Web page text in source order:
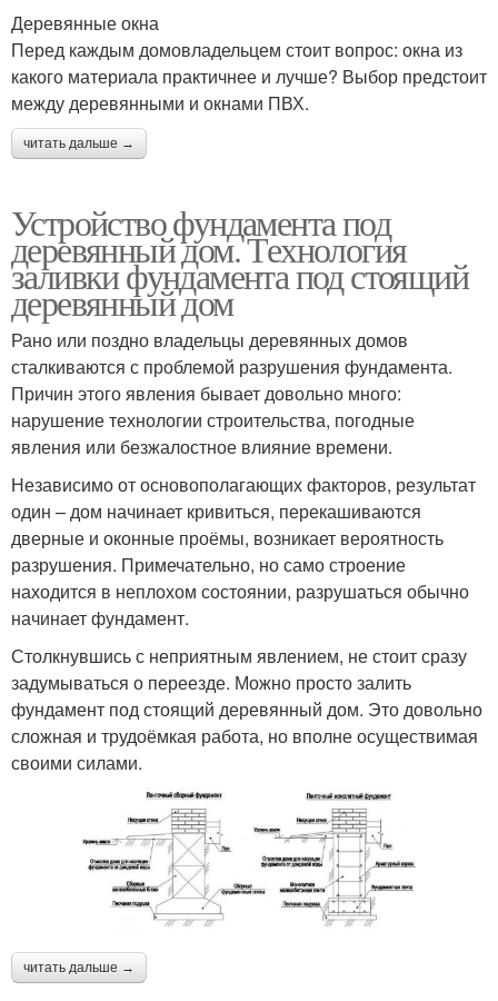
Деревянные окна
Перед каждым домовладельцем стоит вопрос: окна из
какого материала практичнее и лучше? Выбор предстоит
между деревянными и окнами ПВХ.
читать дальше →
Устройство фундамента под
деревянный дом. Технология
заливки фундамента под стоящий
деревянный дом
Рано или поздно владельцы деревянных домов
сталкиваются с проблемой разрушения фундамента.
Причин этого явления бывает довольно много:
нарушение технологии строительства, погодные
явления или безжалостное влияние времени.
Независимо от основополагающих факторов, результат
один – дом начинает кривиться, перекашиваются
дверные и оконные проёмы, возникает вероятность
разрушения. Примечательно, но само строение
находится в неплохом состоянии, разрушаться обычно
начинает фундамент.
Столкнувшись с неприятным явлением, не стоит сразу
задумываться о переезде. Можно просто залить
фундамент под стоящий деревянный дом. Это довольно
сложная и трудоёмкая работа, но вполне осуществимая
своими силами.
читать дальше →